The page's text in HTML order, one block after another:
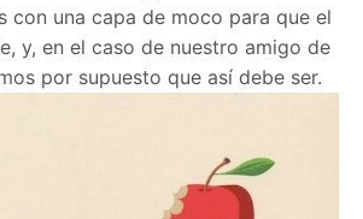
con una capa de moco para que el
y, en el caso de nuestro amigo de
por supuesto que así debe ser.